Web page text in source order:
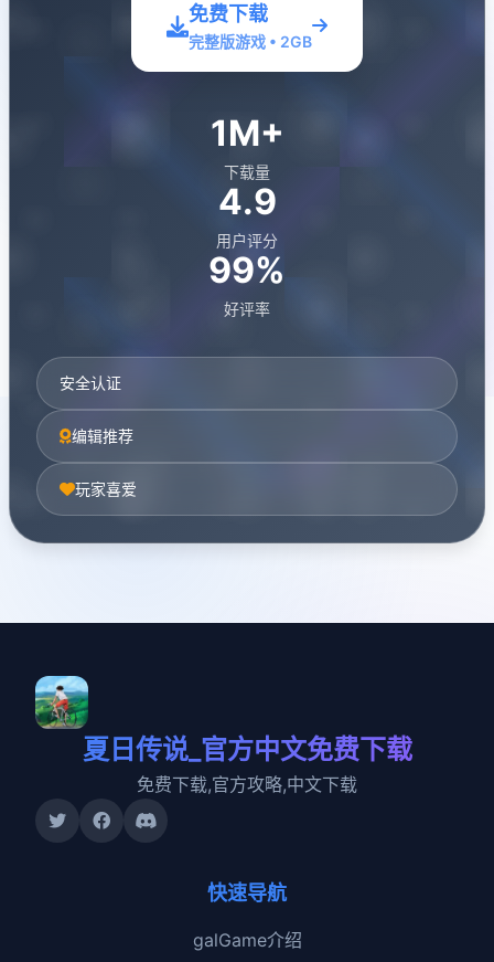
免费下载
完整版游戏 • 2GB
1M+
下载量
4.9
用户评分
99%
好评率
安全认证
编辑推荐
玩家喜爱
夏日传说_官方中文免费下载
免费下载,官方攻略,中文下载
快速导航
galGame介绍